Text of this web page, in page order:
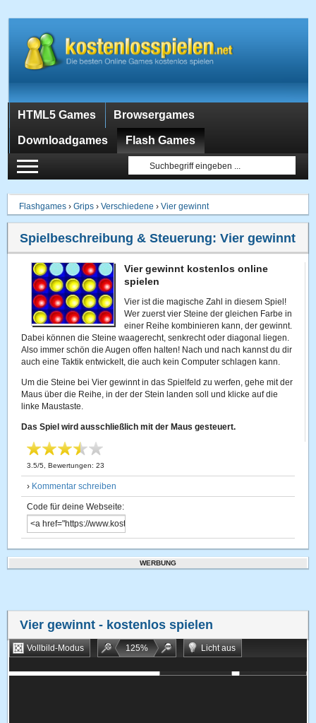
HTML5 Games Browsergames
Downloadgames Flash Games
Flashgames ›Grips ›Verschiedene ›Vier gewinnt
Spielbeschreibung & Steuerung:Vier gewinnt
Vier gewinnt kostenlos online
spielen
Vier ist die magische Zahl in diesem Spiel!
Wer zuerst vier Steine der gleichen Farbe in
einer Reihe kombinieren kann, der gewinnt.
Dabei können die Steine waagerecht, senkrecht oder diagonal liegen.
Also immer schön die Augen offen halten! Nach und nach kannst du dir
auch eine Taktik entwickelt, die auch kein Computer schlagen kann.
Um die Steine bei Vier gewinnt in das Spielfeld zu werfen, gehe mit der
Maus über die Reihe, in der der Stein landen soll und klicke auf die
linke Maustaste.
Das Spiel wird ausschließlich mit der Maus gesteuert.
3.5/5 , Bewertungen:23
› Kommentar schreiben
Code für deine Webseite:
WERBUNG
Vier gewinnt - kostenlos spielen
Vollbild-Modus 125%
Licht aus